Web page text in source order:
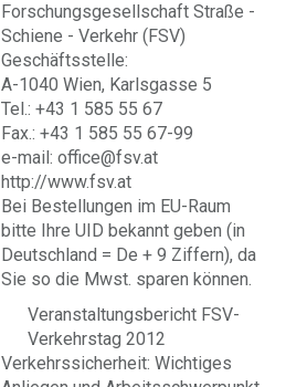
Forschungsgesellschaft Straße -
Schiene - Verkehr (FSV)
Geschäftsstelle:
A-1040 Wien, Karlsgasse 5
Tel.: +43 1 585 55 67
Fax.: +43 1 585 55 67-99
e-mail: office@fsv.at
http://www.fsv.at
Bei Bestellungen im EU-Raum
bitte Ihre UID bekannt geben (in
Deutschland = De + 9 Ziffern), da
Sie so die Mwst. sparen können.
Veranstaltungsbericht FSV-
Verkehrstag 2012
Verkehrssicherheit: Wichtiges